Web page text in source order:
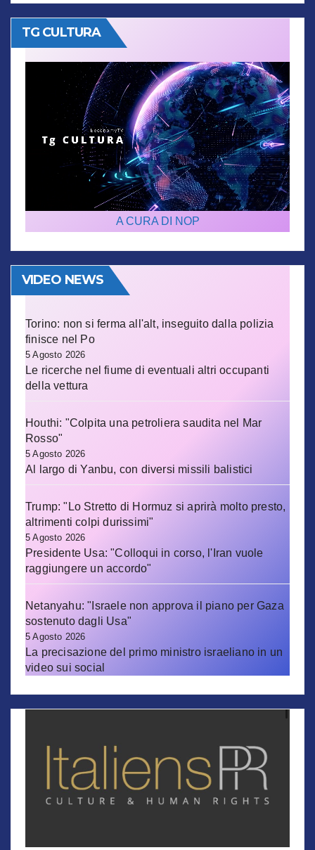
TG CULTURA
A CURA DI NOP
VIDEO NEWS
Torino: non si ferma all'alt, inseguito dalla polizia
finisce nel Po
5 Agosto 2026
Le ricerche nel fiume di eventuali altri occupanti
della vettura
Houthi: "Colpita una petroliera saudita nel Mar
Rosso"
5 Agosto 2026
Al largo di Yanbu, con diversi missili balistici
Trump: "Lo Stretto di Hormuz si aprirà molto presto,
altrimenti colpi durissimi"
5 Agosto 2026
Presidente Usa: "Colloqui in corso, l'Iran vuole
raggiungere un accordo"
Netanyahu: "Israele non approva il piano per Gaza
sostenuto dagli Usa"
5 Agosto 2026
La precisazione del primo ministro israeliano in un
video sui social